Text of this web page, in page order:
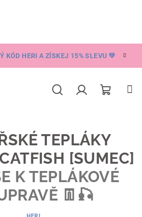
KÓD HERI A ZÍSKEJ 15% SLEVU 💚
košík
TEPLÁKY
[SUMEC]
K TEPLÁKOVÉ
👖🎣